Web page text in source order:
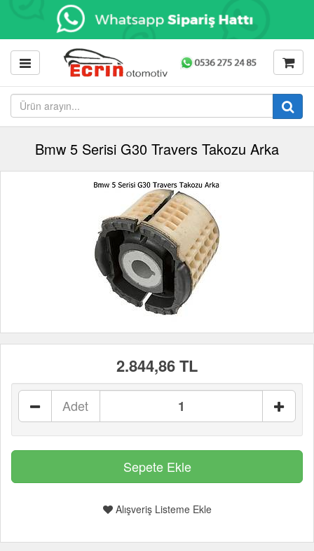
Bmw 5 Serisi G30 Travers Takozu Arka
2.844,86 TL
Adet
Alışveriş Listeme Ekle